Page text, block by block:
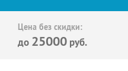
Цена без скидки:
до 25000 руб.